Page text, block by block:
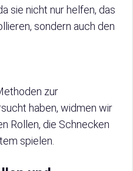
sie nicht nur helfen, das
sondern auch den
zur
haben, widmen wir
Rollen, die Schnecken
spielen.